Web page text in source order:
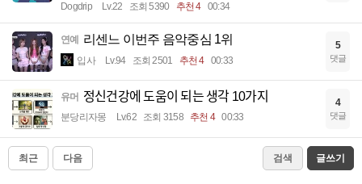
Dogdrip Lv.22 조회 5390 추천 4 00:34
연예 리센느 이번주 음악중심 1위
입사 Lv.94 조회 2501 추천 4 00:33
5
댓글
유머 정신건강에 도움이 되는 생각 10가지
분당리자몽 Lv.62 조회 3158 추천 4 00:33
4
댓글
최근 다음 검색 글쓰기